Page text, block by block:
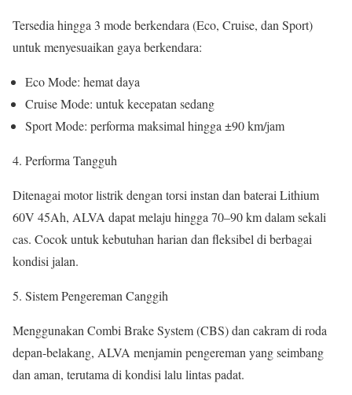
Tersedia hingga 3 mode berkendara (Eco, Cruise, dan Sport)
untuk menyesuaikan gaya berkendara:
Eco Mode: hemat daya
Cruise Mode: untuk kecepatan sedang
Sport Mode: performa maksimal hingga ±90 km/jam
Performa Tangguh
Ditenagai motor listrik dengan torsi instan dan baterai Lithium
60V 45Ah, ALVA dapat melaju hingga 70–90 km dalam sekali
cas. Cocok untuk kebutuhan harian dan fleksibel di berbagai
kondisi jalan.
Sistem Pengereman Canggih
Menggunakan Combi Brake System (CBS) dan cakram di roda
depan-belakang, ALVA menjamin pengereman yang seimbang
dan aman, terutama di kondisi lalu lintas padat.